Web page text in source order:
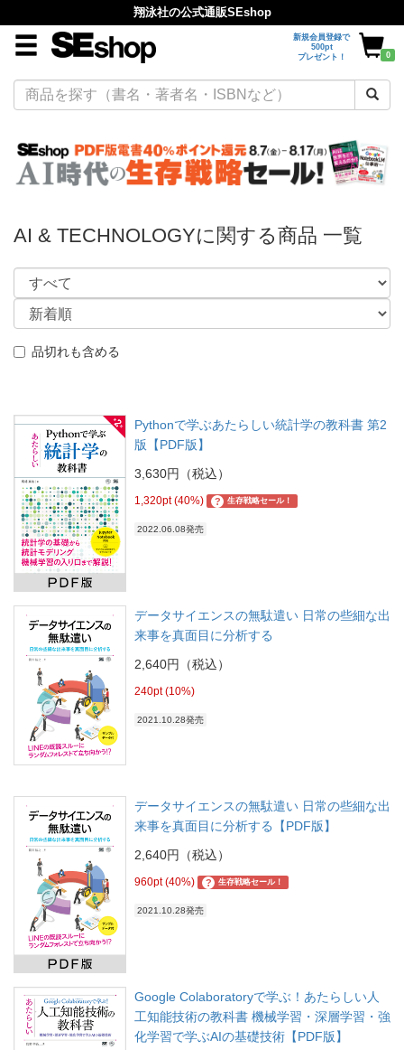
翔泳社の公式通販SEshop
新規会員登録で
500pt
プレゼント！
0
AI & TECHNOLOGYに関する商品 一覧
品切れも含める
Pythonで学ぶあたらしい統計学の教科書 第2
版【PDF版】
3,630円（税込）
1,320pt (40%) ? 生存戦略セール！
2022.06.08発売
データサイエンスの無駄遣い 日常の些細な出
来事を真面目に分析する
2,640円（税込）
240pt (10%)
2021.10.28発売
データサイエンスの無駄遣い 日常の些細な出
来事を真面目に分析する【PDF版】
2,640円（税込）
960pt (40%) ? 生存戦略セール！
2021.10.28発売
Google Colaboratoryで学ぶ！あたらしい人
工知能技術の教科書 機械学習・深層学習・強
化学習で学ぶAIの基礎技術【PDF版】